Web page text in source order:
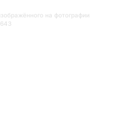
на фотографии